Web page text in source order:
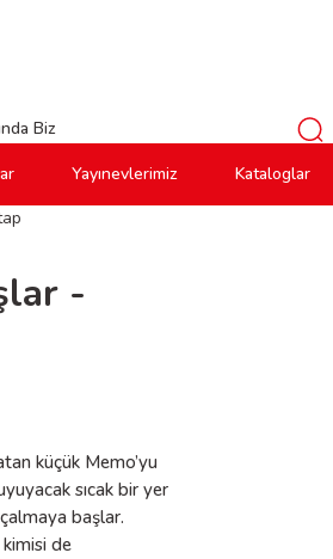
Biz
Yayınevlerimiz
Kataloglar
-
küçük Memo’yu
sıcak bir yer
başlar.
de